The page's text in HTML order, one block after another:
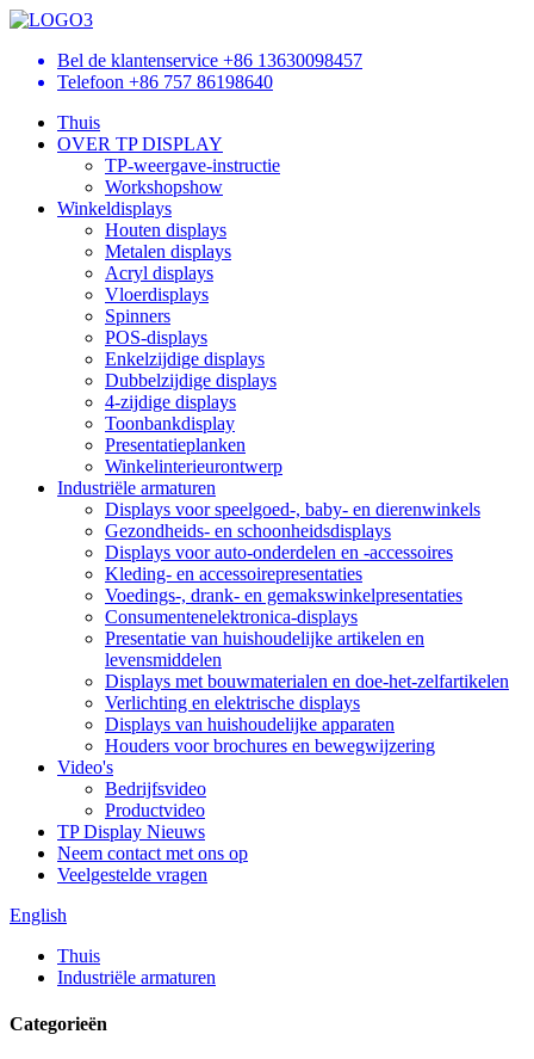
Bel de klantenservice +86 13630098457
Telefoon +86 757 86198640
Thuis
OVER TP DISPLAY
TP-weergave-instructie
Workshopshow
Winkeldisplays
Houten displays
Metalen displays
Acryl displays
Vloerdisplays
Spinners
POS-displays
Enkelzijdige displays
Dubbelzijdige displays
4-zijdige displays
Toonbankdisplay
Presentatieplanken
Winkelinterieurontwerp
Industriële armaturen
Displays voor speelgoed-, baby- en dierenwinkels
Gezondheids- en schoonheidsdisplays
Displays voor auto-onderdelen en -accessoires
Kleding- en accessoirepresentaties
Voedings-, drank- en gemakswinkelpresentaties
Consumentenelektronica-displays
Presentatie van huishoudelijke artikelen en
levensmiddelen
Displays met bouwmaterialen en doe-het-zelfartikelen
Verlichting en elektrische displays
Displays van huishoudelijke apparaten
Houders voor brochures en bewegwijzering
Video's
Bedrijfsvideo
Productvideo
TP Display Nieuws
Neem contact met ons op
Veelgestelde vragen
English
Thuis
Industriële armaturen
Categorieën